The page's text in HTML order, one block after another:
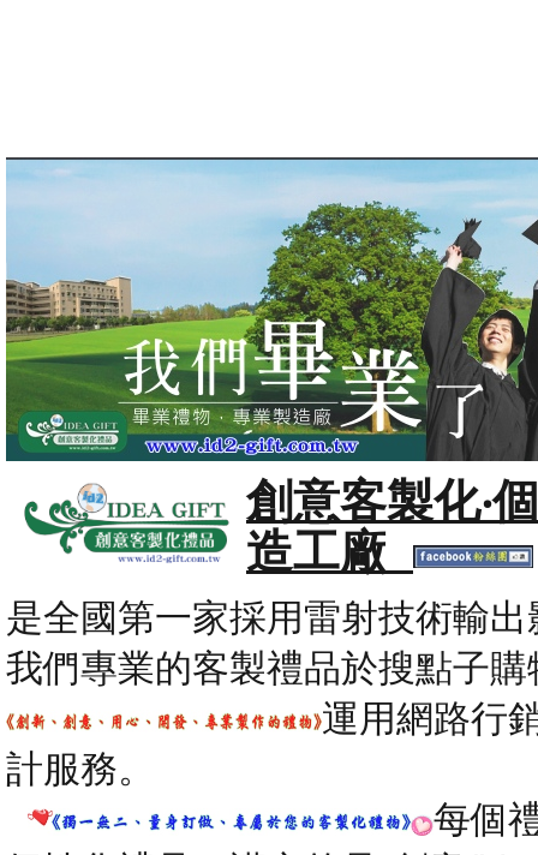
創意客製化‧
造工廠
是全國第一家採用雷射技術輸
我們專業的客製禮品於搜點子
運用網路行
計服務。
每個